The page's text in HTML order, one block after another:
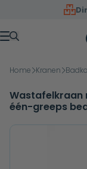
Overslaan naar
Menu
Home Kranen
Wastafelkraan
één-greeps